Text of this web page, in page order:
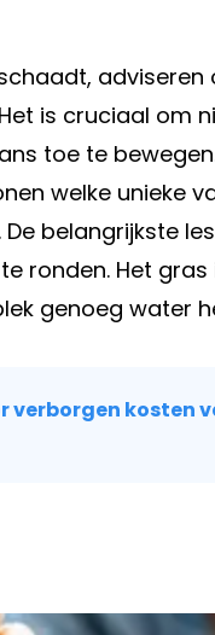
is cruciaal om
toe te
welke unieke
belangrijkste
ronden. Het
genoeg water
verborgen kosten